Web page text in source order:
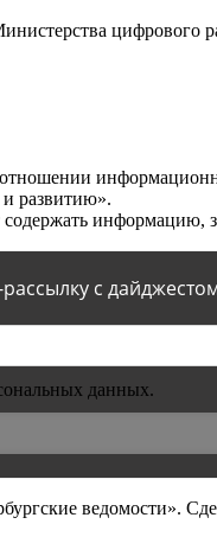
цифрового
развитию».
информацию,
с
данных.
ведомости».